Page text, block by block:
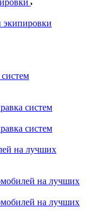
систем
систем
на лучших
на лучших
на лучших